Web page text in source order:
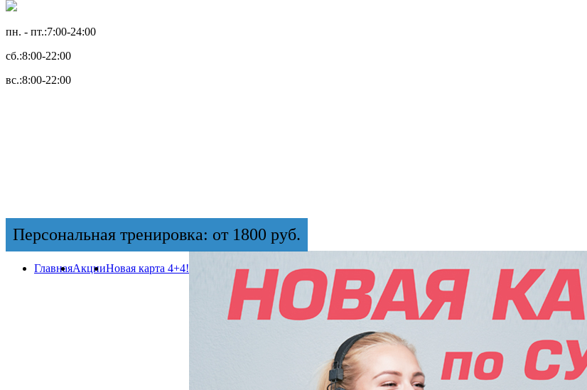
пн. - пт.:7:00-24:00
сб.:8:00-22:00
вс.:8:00-22:00
Персональная тренировка: от 1800 руб.
ГлавнаяАкцииНовая карта 4+4!